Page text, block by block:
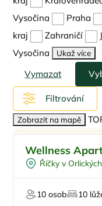
Vysočina
Praha
kraj
Zahraničí
Vysočina
Ukaž více
Vymazat
Filtrování
Zobrazit na mapě
Vnitřní bazén
Dětské hřiště
U sjezdovky
Wellness
Říčky v
10 osob
10